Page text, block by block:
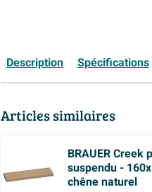
Description Spécifications
Articles similaires
BRAUER Creek
suspendu -
chêne naturel